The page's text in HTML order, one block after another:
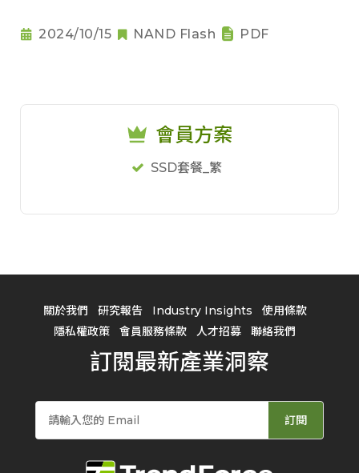
2024/10/15 NAND Flash PDF
會員方案
SSD套餐_繁
關於我們 研究報告 Industry Insights
使用條款
隱私權政策
會員服務條款 人才招募 聯絡我們
訂閱最新產業洞察
訂閱